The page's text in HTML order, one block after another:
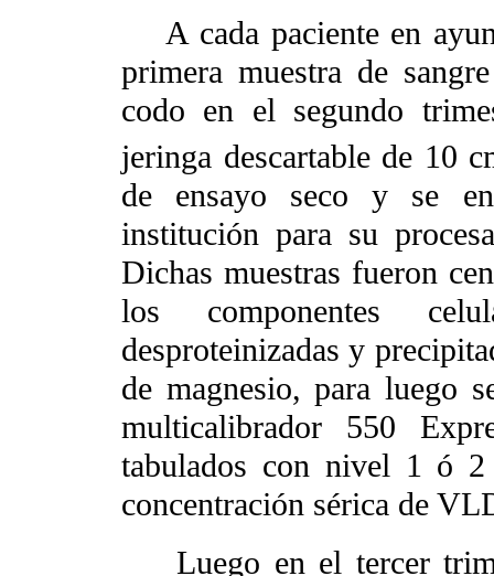
A cada paciente en
primera muestra de
codo en el segundo
jeringa descartable de 10
de ensayo seco y se
institución para su
Dichas muestras fueron
los componentes
desproteinizadas y
de magnesio, para luego
multicalibrador 550
tabulados con nivel 1 ó
concentración sérica de
Luego en el tercer